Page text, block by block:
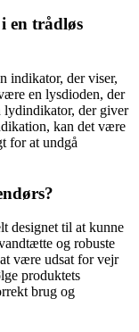
en trådløs
indikator, der viser,
en lysdioden, der
lydindikator, der giver
kan det være
for at undgå
designet til at kunne
og robuste
være udsat for vejr
produktets
brug og